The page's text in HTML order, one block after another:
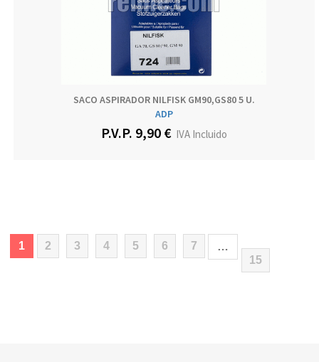
SACO ASPIRADOR NILFISK GM90,GS80 5 U.
ADP
P.V.P. 9,90 €IVA Incluido
1 (current)
2 3 4 5 6 7
…
15